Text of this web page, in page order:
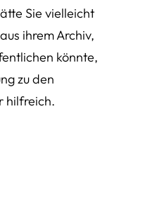
Sie vielleicht
ihrem Archiv,
könnte,
zu den
hilfreich.